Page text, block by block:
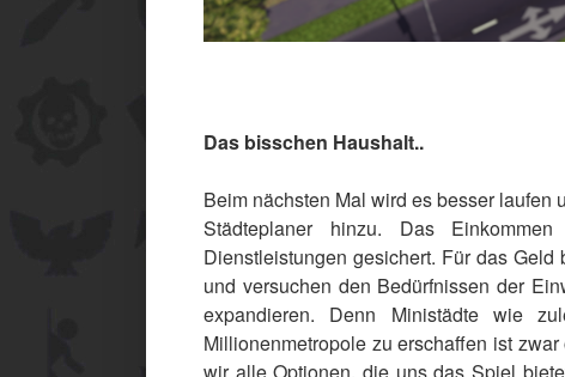
Das bisschen Haushalt..
Beim nächsten Mal wird es besser laufen
Städteplaner hinzu. Das
Dienstleistungen gesichert. Für das
und versuchen den Bedürfnissen der
expandieren. Denn Ministädte wie
Millionenmetropole zu erschaffen ist
wir alle Optionen, die uns das Spiel